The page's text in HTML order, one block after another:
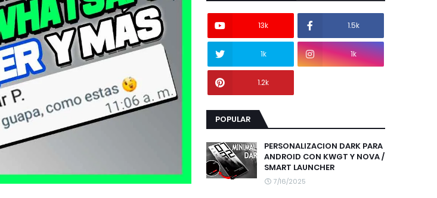
13k 1.5k
1k 1k
1.2k
POPULAR
PERSONALIZACION DARK PARA
ANDROID CON KWGT Y NOVA /
SMART LAUNCHER
7/16/2025